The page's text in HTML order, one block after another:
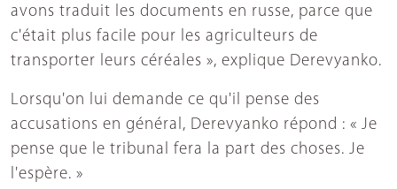
avons traduit les documents en russe, parce que
c'était plus facile pour les agriculteurs de
transporter leurs céréales », explique Derevyanko.
Lorsqu'on lui demande ce qu'il pense des
accusations en général, Derevyanko répond : « Je
pense que le tribunal fera la part des choses. Je
l'espère. »